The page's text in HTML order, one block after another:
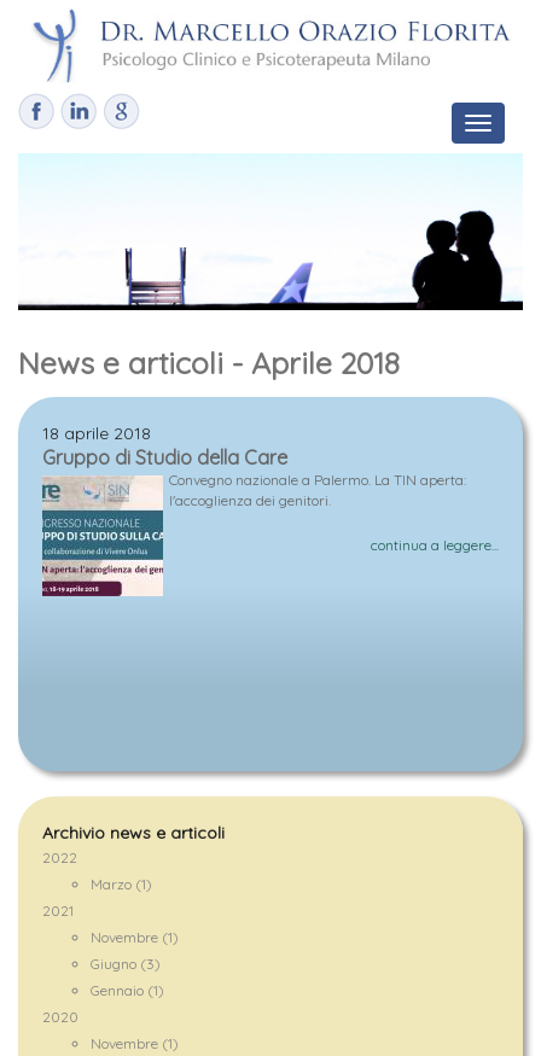
Toggle
News e articoli - Aprile 2018
18 aprile 2018
Gruppo di Studio della Care
Convegno nazionale a Palermo. La TIN aperta:
l'accoglienza dei genitori.
continua a leggere...
Archivio news e articoli
2022
Marzo (1)
2021
Novembre (1)
Giugno (3)
Gennaio (1)
2020
Novembre (1)